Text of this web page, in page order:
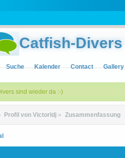
Catfish-Divers
Suche Kalender Contact Gallery
sind wieder da :-)
Profil von Victorldj » Zusammenfassung